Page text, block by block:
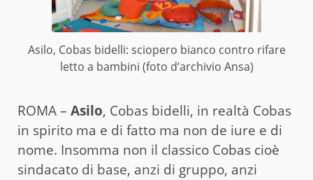
Asilo, Cobas bidelli: sciopero bianco contro rifare
letto a bambini (foto d’archivio Ansa)
ROMA – Asilo, Cobas bidelli, in realtà Cobas
in spirito ma e di fatto ma non de iure e di
nome. Insomma non il classico Cobas cioè
sindacato di base, anzi di gruppo, anzi